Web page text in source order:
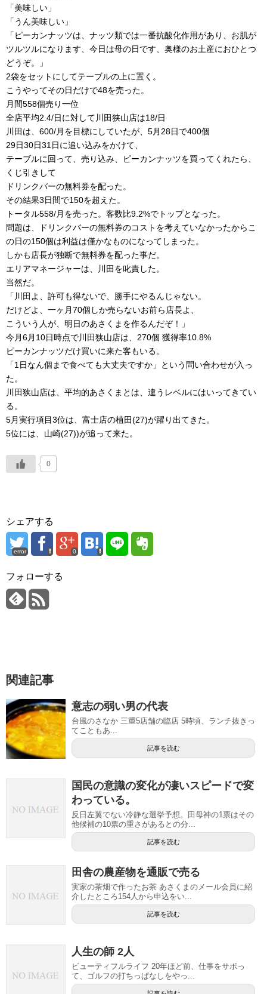
「美味しい」
「うん美味しい」
「ピーカンナッツは、ナッツ類では一番抗酸化作用があり、お肌が
ツルツルになります、今日は母の日です、奥様のお土産におひとつ
どうぞ。」
2袋をセットにしてテーブルの上に置く。
こうやってその日だけで48を売った。
月間558個売り一位
全店平均2.4/日に対して川田狭山店は18/日
川田は、600/月を目標にしていたが、5月28日で400個
29日30日31日に追い込みをかけて、
テーブルに回って、売り込み、ピーカンナッツを買ってくれたら、
くじ引きして
ドリンクバーの無料券を配った。
その結果3日間で150を超えた。
トータル558/月を売った。客数比9.2%でトップとなった。
問題は、ドリンクバーの無料券のコストを考えていなかったからこ
の日の150個は利益は僅かなものになってしまった。
しかも店長が独断で無料券を配った事だ。
エリアマネージャーは、川田を叱責した。
当然だ。
「川田よ、許可も得ないで、勝手にやるんじゃない。
だけどよ、一ヶ月70個しか売らないお前ら店長よ、
こういう人が、明日のあさくまを作るんだぞ！」
今月6月10日時点で川田狭山店は、270個 獲得率10.8%
ピーカンナッツだけ買いに来た客もいる。
「1日なん個まで食べても大丈夫ですか」という問い合わせが入っ
た。
川田狭山店は、平均的あさくまとは、違うレベルにはいってきてい
る。
5月実行項目3位は、富士店の植田(27)が躍り出てきた。
5位には、山崎(27))が追って来た。
0
シェアする
error 0
フォローする
関連記事
意志の弱い男の代表
台風のさなか 三重5店舗の臨店 5時頃、ランチ抜きっ
てこともあ...
記事を読む
国民の意識の変化が凄いスピードで変
わっている。
反日左翼でない冷静な選挙予想。田母神の1票はその
他候補の10票の重さがあるとの分...
記事を読む
田舎の農産物を通販で売る
実家の茶畑で作ったお茶 あさくまのメール会員に紹
介したところ154人から申込をい...
記事を読む
人生の師 2人
ビューティフルライフ 20年ほど前、仕事をサボっ
て、ゴルフの打ちっぱなしをやっ...